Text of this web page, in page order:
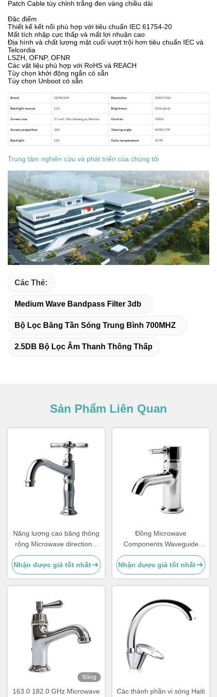
Patch Cable tùy chỉnh trắng đen vàng chiều dài
Đặc điểm
Thiết kế kết nối phù hợp với tiêu chuẩn IEC 61754-20
Mất tích nhập cực thấp và mất lợi nhuận cao
Địa hình và chất lượng mặt cuối vượt trội hơn tiêu chuẩn IEC và
Telcordia
LSZH, OFNP, OFNR
Các vật liệu phù hợp với RoHS và REACH
Tùy chọn khởi động ngắn có sẵn
Tùy chọn Unboot có sẵn
Trung tâm nghiên cứu và phát triển của chúng tôi
Các Thẻ:
Medium Wave Bandpass Filter 3db
Bộ Lọc Băng Tần Sóng Trung Bình 700MHZ
2.5DB Bộ Lọc Âm Thanh Thông Thấp
Sản Phẩm Liên Quan
Năng lượng cao băng thông
rộng Microwave directional
Coupler Waveguide
280x187x40mm
Nhận được giá tốt nhất
Đồng Microwave
Components Waveguide
Harmonic Filter 2.0db Insert
Loss 14,7 15,8 GHz
Nhận được giá tốt nhất
Băng
163.0 182.0 GHz Microwave
Các thành phần vi sóng Haiti